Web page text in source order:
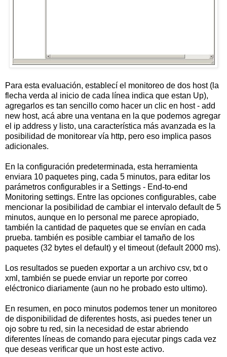
Para esta evaluación, establecí el monitoreo de dos host (la
flecha verda al inicio de cada línea indica que estan Up),
agregarlos es tan sencillo como hacer un clic en host - add
new host, acá abre una ventana en la que podemos agregar
el ip address y listo, una característica más avanzada es la
posibilidad de monitorear vía http, pero eso implica pasos
adicionales.
En la configuración predeterminada, esta herramienta
enviara 10 paquetes ping, cada 5 minutos, para editar los
parámetros configurables ir a Settings - End-to-end
Monitoring settings. Entre las opciones configurables, cabe
mencionar la posibilidad de cambiar el intervalo default de 5
minutos, aunque en lo personal me parece apropiado,
también la cantidad de paquetes que se envían en cada
prueba. también es posible cambiar el tamaño de los
paquetes (32 bytes el default) y el timeout (default 2000 ms).
Los resultados se pueden exportar a un archivo csv, txt o
xml, también se puede enviar un reporte por correo
eléctronico diariamente (aun no he probado esto ultimo).
En resumen, en poco minutos podemos tener un monitoreo
de disponibilidad de diferentes hosts, asi puedes tener un
ojo sobre tu red, sin la necesidad de estar abriendo
diferentes líneas de comando para ejecutar pings cada vez
que deseas verificar que un host este activo.